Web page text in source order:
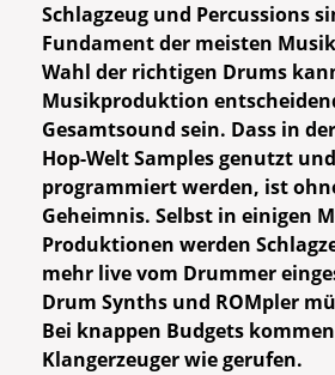
Schlagzeug und Percussions
Fundament der meisten
Wahl der richtigen Drums
Musikproduktion
Gesamtsound sein. Dass in
Hop-Welt Samples genutzt
programmiert werden, ist
Geheimnis. Selbst in einigen
Produktionen werden
mehr live vom Drummer
Drum Synths und ROMpler
Bei knappen Budgets
Klangerzeuger wie gerufen.